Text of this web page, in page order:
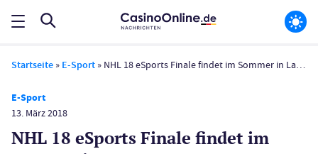
Startseite » E-Sport » NHL 18 eSports Finale findet im Sommer in Last Vegas statt
E-Sport
13. März 2018
NHL 18 eSports Finale findet im